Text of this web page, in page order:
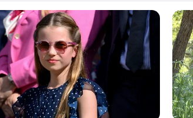
Wishbone &
Keterangan
Satu-satunya motor di Indonesia dengan